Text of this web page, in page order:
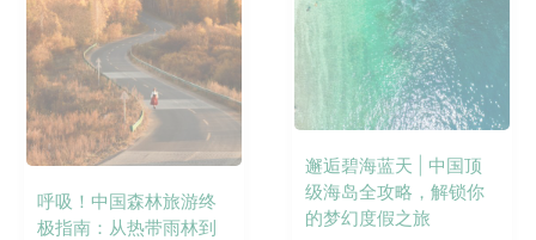
呼吸！中国森林旅游终
极指南：从热带雨林到
邂逅碧海蓝天 | 中国顶
级海岛全攻略，解锁你
的梦幻度假之旅